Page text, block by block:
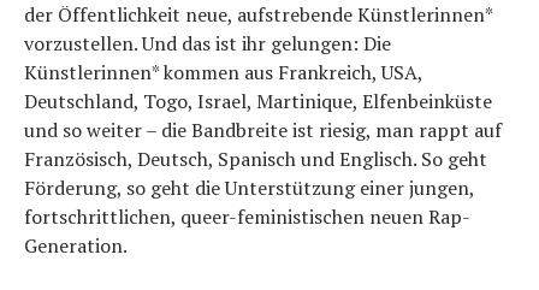
der Öffentlichkeit neue, aufstrebende Künstlerinnen*
vorzustellen. Und das ist ihr gelungen: Die
Künstlerinnen* kommen aus Frankreich, USA,
Deutschland, Togo, Israel, Martinique, Elfenbeinküste
und so weiter – die Bandbreite ist riesig, man rappt auf
Französisch, Deutsch, Spanisch und Englisch. So geht
Förderung, so geht die Unterstützung einer jungen,
fortschrittlichen, queer-feministischen neuen Rap-
Generation.